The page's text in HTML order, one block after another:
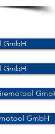
GmbH
GmbH
GmbH